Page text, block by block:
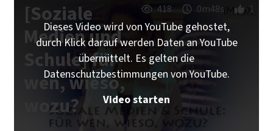
[Soziale
Medien und
Schule] für
wen, wieso,
wozu?
418 0m48s 1
Dieses Video wird von YouTube gehostet,
durch Klick darauf werden Daten an YouTube
übermittelt. Es gelten die
Datenschutzbestimmungen von YouTube.
Video starten